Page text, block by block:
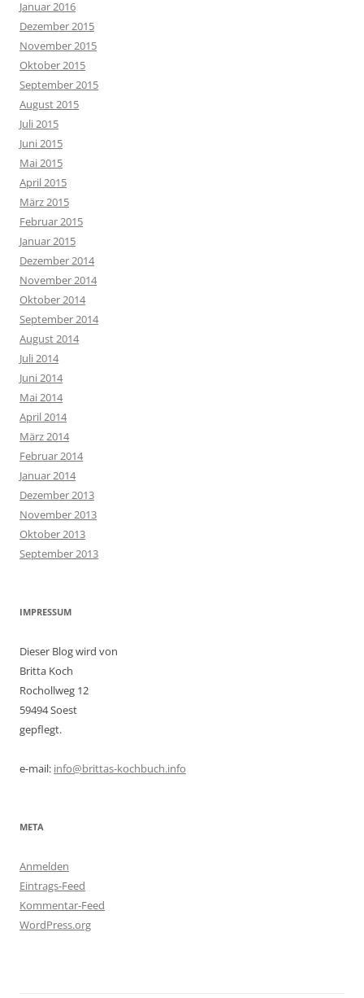
Januar 2016
Dezember 2015
November 2015
Oktober 2015
September 2015
August 2015
Juli 2015
Juni 2015
Mai 2015
April 2015
März 2015
Februar 2015
Januar 2015
Dezember 2014
November 2014
Oktober 2014
September 2014
August 2014
Juli 2014
Juni 2014
Mai 2014
April 2014
März 2014
Februar 2014
Januar 2014
Dezember 2013
November 2013
Oktober 2013
September 2013
IMPRESSUM
Dieser Blog wird von
Britta Koch
Rochollweg 12
59494 Soest
gepflegt.
e-mail: info@brittas-kochbuch.info
META
Anmelden
Eintrags-Feed
Kommentar-Feed
WordPress.org